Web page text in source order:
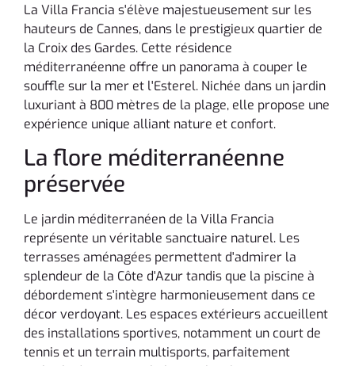
La Villa Francia s'élève majestueusement sur les
hauteurs de Cannes, dans le prestigieux quartier de
la Croix des Gardes. Cette résidence
méditerranéenne offre un panorama à couper le
souffle sur la mer et l'Esterel. Nichée dans un jardin
luxuriant à 800 mètres de la plage, elle propose une
expérience unique alliant nature et confort.
La flore méditerranéenne
préservée
Le jardin méditerranéen de la Villa Francia
représente un véritable sanctuaire naturel. Les
terrasses aménagées permettent d'admirer la
splendeur de la Côte d'Azur tandis que la piscine à
débordement s'intègre harmonieusement dans ce
décor verdoyant. Les espaces extérieurs accueillent
des installations sportives, notamment un court de
tennis et un terrain multisports, parfaitement